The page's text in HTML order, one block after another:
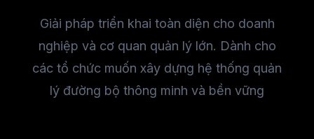
Giải pháp triển khai toàn diện cho doanh
nghiệp và cơ quan quản lý lớn. Dành cho
các tổ chức muốn xây dựng hệ thống quản
lý đường bộ thông minh và bền vững